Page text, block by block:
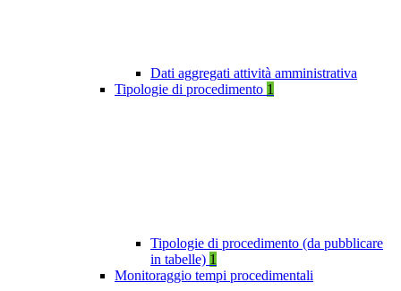
Dati aggregati attività amministrativa
Tipologie di procedimento 1
Tipologie di procedimento (da pubblicare
in tabelle) 1
Monitoraggio tempi procedimentali